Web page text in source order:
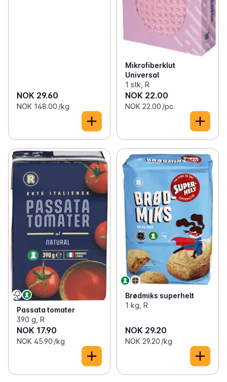
NOK 29.60
NOK 148.00 /kg
Mikrofiberklut
Universal
1 stk, R
NOK 22.00
NOK 22.00 /pc.
Passata tomater
390 g, R
NOK 17.90
NOK 45.90 /kg
Brødmiks superhelt
1 kg, R
NOK 29.20
NOK 29.20 /kg